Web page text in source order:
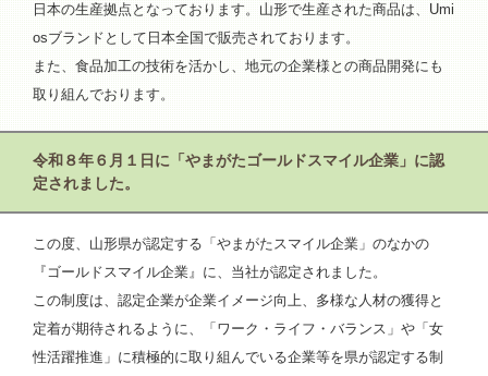
日本の生産拠点となっております。山形で生産された商品は、Umi
osブランドとして日本全国で販売されております。
また、食品加工の技術を活かし、地元の企業様との商品開発にも
取り組んでおります。
令和８年６月１日に「やまがたゴールドスマイル企業」に認
定されました。
この度、山形県が認定する「やまがたスマイル企業」のなかの
『ゴールドスマイル企業』に、当社が認定されました。
この制度は、認定企業が企業イメージ向上、多様な人材の獲得と
定着が期待されるように、「ワーク・ライフ・バランス」や「女
性活躍推進」に積極的に取り組んでいる企業等を県が認定する制